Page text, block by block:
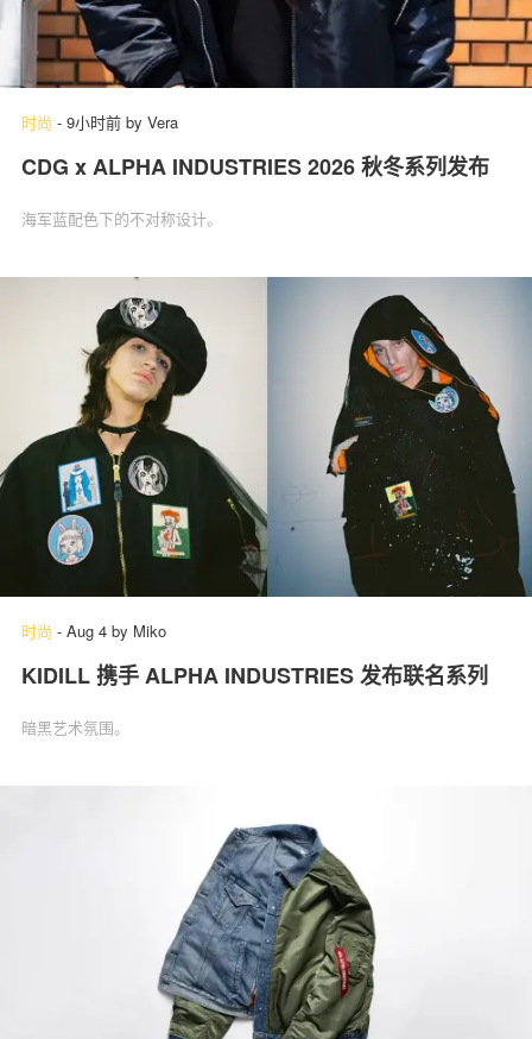
时尚 - 9小时前 by Vera
CDG x ALPHA INDUSTRIES 2026 秋冬系列发布
海军蓝配色下的不对称设计。
时尚 - Aug 4 by Miko
KIDILL 携手 ALPHA INDUSTRIES 发布联名系列
暗黑艺术氛围。